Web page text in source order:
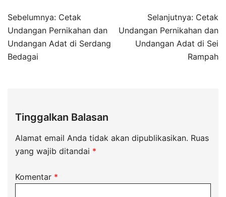
Sebelumnya: Cetak
Undangan Pernikahan dan
Undangan Adat di Serdang
Bedagai
Selanjutnya: Cetak
Undangan Pernikahan dan
Undangan Adat di Sei
Rampah
Tinggalkan Balasan
Alamat email Anda tidak akan dipublikasikan. Ruas
yang wajib ditandai *
Komentar *